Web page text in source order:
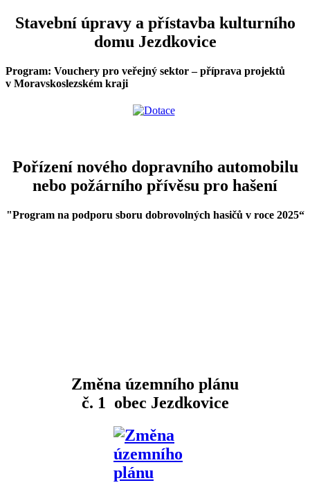
Stavební úpravy a přístavba kulturního
domu Jezdkovice
Program: Vouchery pro veřejný sektor – příprava projektů
v Moravskoslezském kraji
Pořízení nového dopravního automobilu
nebo požárního přívěsu pro hašení
"Program na podporu sboru dobrovolných hasičů v roce 2025“
Změna územního plánu
č. 1 obec Jezdkovice